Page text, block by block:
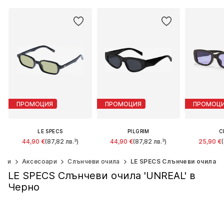
ПРОМОЦИЯ
LE SPECS
44,90 €(87,82 лв.³)
Последна най-ниска цена:
38,17 €
Налични размери: One Size
Добави в кошницата
ПРОМОЦИЯ
PILGRIM
44,90 €(87,82 лв.³)
Последна най-ниска цена:
31,41 €
Налични размери: One Size
25,90 €
Налични
Аксесоари Слънчеви очила LE SPECS Слънчеви очила
LE SPECS Слънчеви очила 'UNREAL' в
Черно